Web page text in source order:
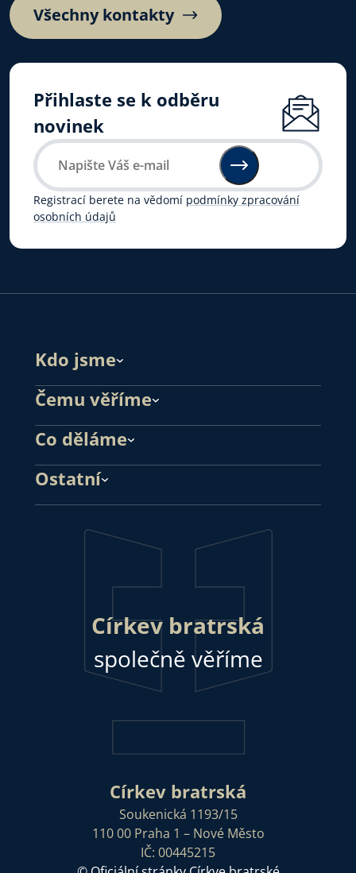
Všechny kontakty
Přihlaste se k odběru
novinek
Registrací berete na vědomí podmínky zpracování
osobních údajů
Kdo jsme
Čemu věříme
Co děláme
Ostatní
Církev bratrská
společně věříme
Církev bratrská
Soukenická 1193/15
110 00 Praha 1 – Nové Město
IČ: 00445215